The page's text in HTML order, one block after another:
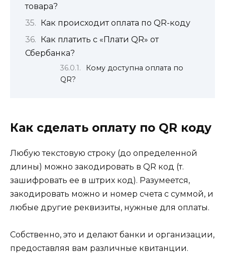
товара?
Как происходит оплата по QR-коду
Как платить с «Плати QR» от
Сбербанка?
Кому доступна оплата по
QR?
Как сделать оплату по QR коду
Любую текстовую строку (до определенной
длины) можно закодировать в QR код (т.
зашифровать ее в штрих код). Разумеется,
закодировать можно и номер счета с суммой, и
любые другие реквизиты, нужные для оплаты.
Собственно, это и делают банки и организации,
предоставляя вам различные квитанции.